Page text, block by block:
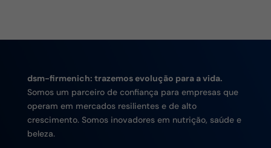
dsm-firmenich: trazemos evolução para a vida.
Somos um parceiro de confiança para empresas que
operam em mercados resilientes e de alto
crescimento. Somos inovadores em nutrição, saúde e
beleza.